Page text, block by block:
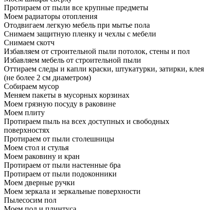
Протираем от пыли все крупные предметы
Моем радиаторы отопления
Отодвигаем легкую мебель при мытье пола
Снимаем защитную пленку и чехлы с мебели
Снимаем скотч
Избавляем от строительной пыли потолок, стены и пол
Избавляем мебель от строительной пыли
Оттираем следы и капли краски, штукатурки, затирки, клея
(не более 2 см диаметром)
Собираем мусор
Меняем пакеты в мусорных корзинах
Моем грязную посуду в раковине
Моем плиту
Протираем пыль на всех доступных и свободных
поверхностях
Протираем от пыли столешницы
Моем стол и стулья
Моем раковину и кран
Протираем от пыли настенные бра
Протираем от пыли подоконники
Моем дверные ручки
Моем зеркала и зеркальные поверхности
Пылесосим пол